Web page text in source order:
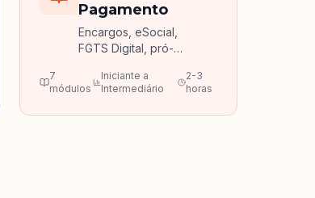
Pagamento
Encargos, eSocial,
FGTS Digital, pró-
de lucros.
7
módulos
Iniciante a
Intermediário
2-3
horas